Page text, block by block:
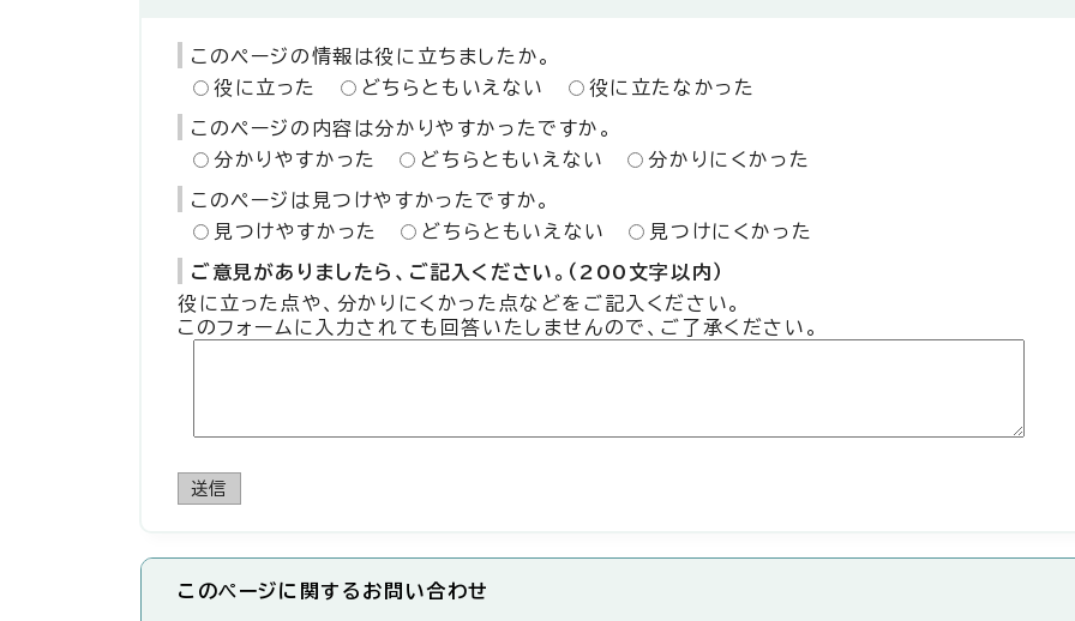
このページの情報は役に立ちましたか。
役に立った
どちらともいえない 役に立たなかった
このページの内容は分かりやすかったですか。
分かりやすかった
どちらともいえない 分かりにくかった
このページは見つけやすかったですか。
見つけやすかった
どちらともいえない 見つけにくかった
ご意見がありましたら、ご記入ください。（200文字以内）
役に立った点や、分かりにくかった点などをご記入ください。
このフォームに入力されても回答いたしませんので、ご了承ください。
送信
このページに関する お問い合わせ